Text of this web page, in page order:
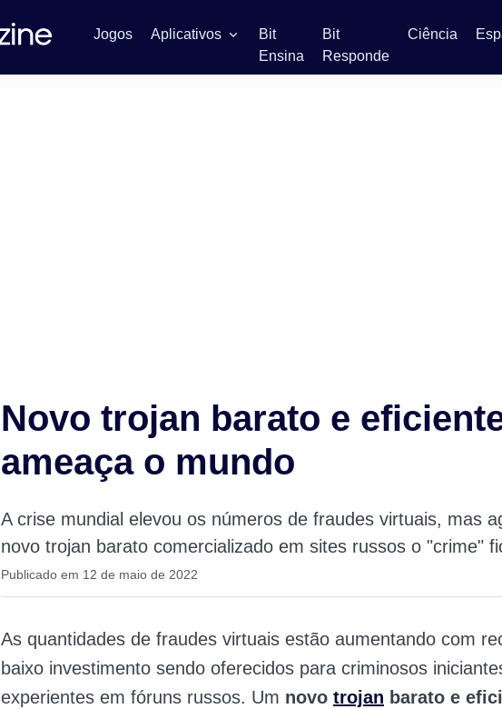
Jogos Aplicativos
Bit
Ensina
Bit
Responde
Ciência
Novo trojan barato e
ameaça o mundo
A crise mundial elevou os números de fraudes virtuais, mas
novo trojan barato comercializado em sites russos o "crime"
Publicado em 12 de maio de 2022
As quantidades de fraudes virtuais estão aumentando com
baixo investimento sendo oferecidos para criminosos
experientes em fóruns russos. Um novo trojan barato e